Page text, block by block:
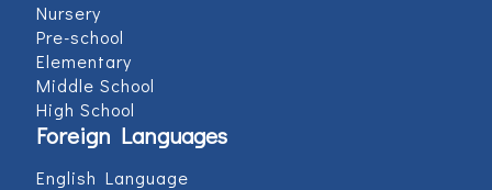
Nursery
Pre-school
Elementary
Middle School
High School
Foreign Languages
English Language